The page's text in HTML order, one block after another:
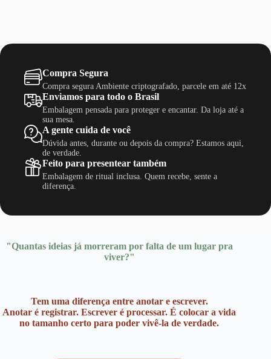
Compra Segura
Compra segura Ambiente criptografado, parcele em até 12x
Enviamos para todo o Brasil
Embalagem pensada para proteger e encantar. Da loja até a
sua mesa.
A gente cuida de você
Dúvida antes, durante ou depois da compra? Estamos aqui,
de verdade.
Feito para presentear também
Embalagem de ritual inclusa. Quem recebe, sente a
diferença.
"Quantas ideias já morreram por falta de um lugar pra
viver?"
Tem uma diferença entre anotar e escrever.
Anotar é registrar. Escrever é processar. É colocar a vida
no tamanho certo para poder vivê-la de verdade.